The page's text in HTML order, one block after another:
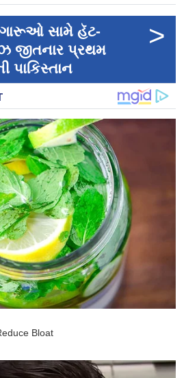
સામે હૅટ-
જીતનાર પ્રથમ
પાકિસ્તાન
>